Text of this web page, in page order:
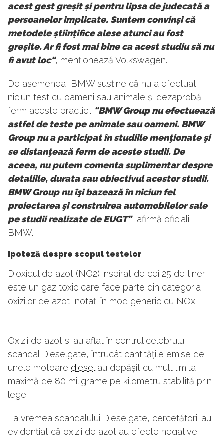
acest gest greșit și pentru lipsa de judecată a
persoanelor implicate. Suntem convinși că
metodele științifice alese atunci au fost
greșite. Ar fi fost mai bine ca acest studiu să nu
fi avut loc", menționează Volkswagen.
De asemenea, BMW susține că nu a efectuat
niciun test cu oameni sau animale și dezaprobă
ferm aceste practici. "BMW Group nu efectuează
astfel de teste pe animale sau oameni. BMW
Group nu a participat în studiile menţionate şi
se distanţează ferm de aceste studii. De
aceea, nu putem comenta suplimentar despre
detaliile, durata sau obiectivul acestor studii.
BMW Group nu îşi bazează în niciun fel
proiectarea şi construirea automobilelor sale
pe studii realizate de EUGT", afirmă oficialii
BMW.
Ipoteză despre scopul testelor
Dioxidul de azot (NO2) inspirat de cei 25 de tineri
este un gaz toxic care face parte din categoria
oxizilor de azot, notați în mod generic cu NOx.
Oxizii de azot s-au aflat în centrul celebrului
scandal Dieselgate, întrucât cantitățile emise de
unele motoare diesel au depășit cu mult limita
maximă de 80 miligrame pe kilometru stabilită prin
lege.
La vremea scandalului Dieselgate, cercetătorii au
evidențiat că oxizii de azot au efecte negative